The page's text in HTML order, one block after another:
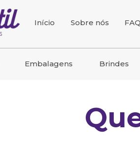
Início Sobre nós FAQ
Embalagens Brindes